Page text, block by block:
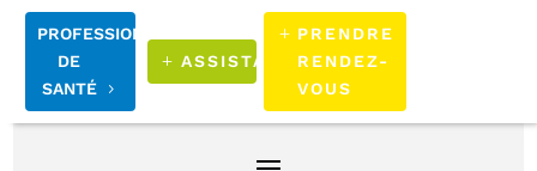
PROFESSIONNELS
DE
SANTÉ
ASSISTANCE
PRENDRE
RENDEZ-
VOUS